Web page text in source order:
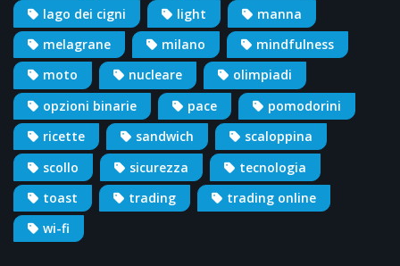
lago dei cigni
light
manna
melagrane
milano
mindfulness
moto
nucleare
olimpiadi
opzioni binarie
pace
pomodorini
ricette
sandwich
scaloppina
scollo
sicurezza
tecnologia
toast
trading
trading online
wi-fi